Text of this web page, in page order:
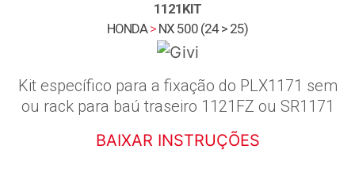
1121KIT
HONDA > NX 500 (24 > 25)
Kit específico para a fixação do PLX1171 sem
ou rack para baú traseiro 1121FZ ou SR1171
BAIXAR INSTRUÇÕES